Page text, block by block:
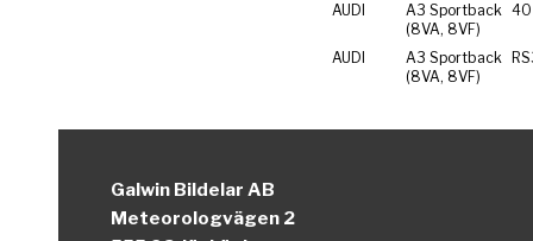
AUDI
A3 Sportback
(8VA, 8VF)
40
AUDI
A3 Sportback
(8VA, 8VF)
Galwin Bildelar AB
Meteorologvägen 2